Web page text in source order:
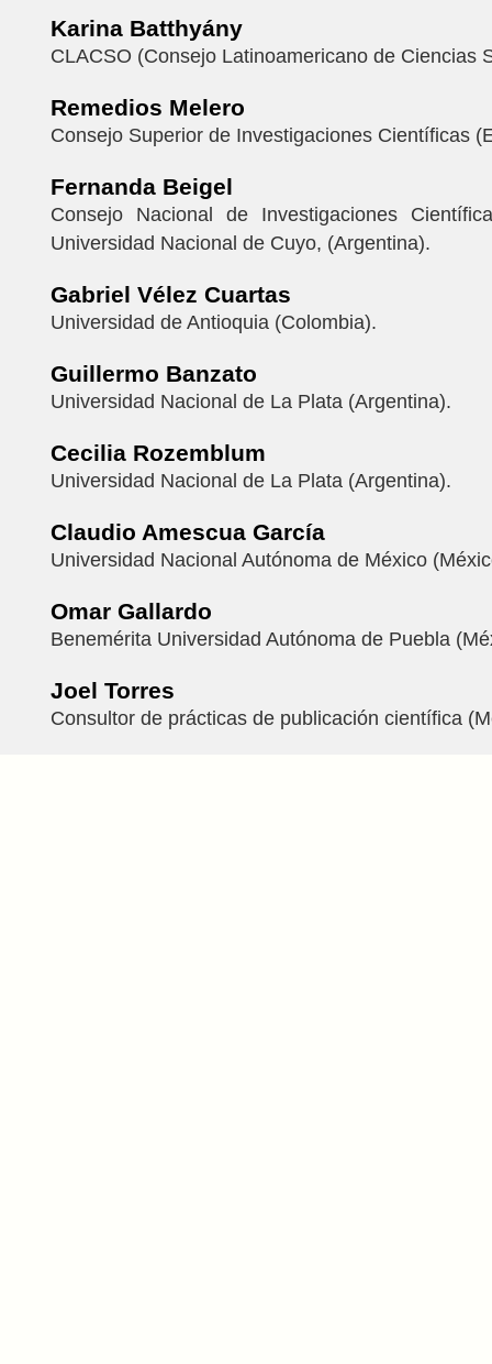
Karina Batthyány
CLACSO (Consejo Latinoamericano de Ciencias
Remedios Melero
Consejo Superior de Investigaciones Científicas
Fernanda Beigel
Consejo Nacional de Investigaciones
Universidad Nacional de Cuyo, (Argentina).
Gabriel Vélez Cuartas
Universidad de Antioquia (Colombia).
Guillermo Banzato
Universidad Nacional de La Plata (Argentina).
Cecilia Rozemblum
Universidad Nacional de La Plata (Argentina).
Claudio Amescua García
Universidad Nacional Autónoma de México
Omar Gallardo
Benemérita Universidad Autónoma de Puebla
Joel Torres
Consultor de prácticas de publicación científica